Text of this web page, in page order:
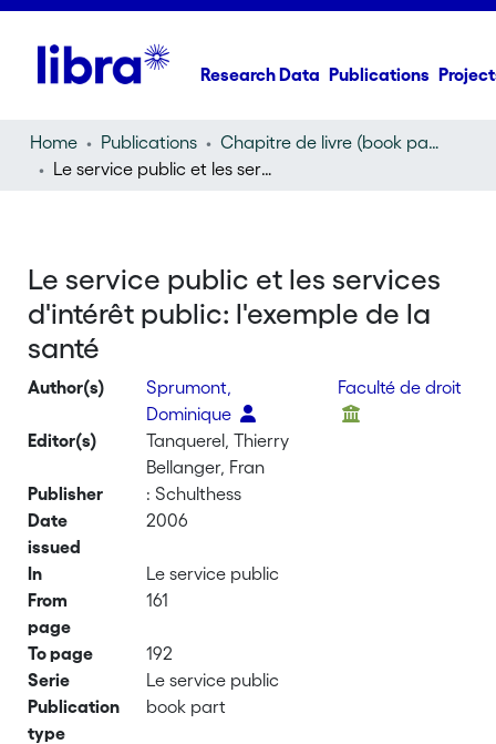
Research Data Publications
Home Publications
Chapitre de livre (book part)
Le service public et les services d'intérêt public: l'exemple de la santé
Le service public et les services
d'intérêt public: l'exemple de la
santé
Author(s)
Sprumont,
Dominique
Faculté de droit
Editor(s)
Tanquerel, Thierry
Bellanger, Fran
Publisher
: Schulthess
Date
issued
2006
In
Le service public
From
page
161
To page
192
Serie
Le service public
Publication
type
book part